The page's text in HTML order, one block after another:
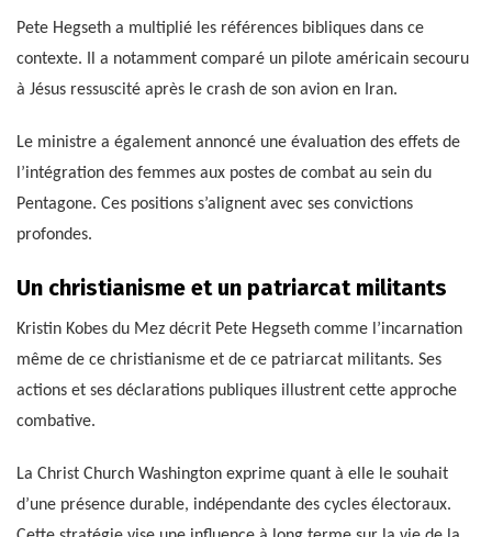
Pete Hegseth a multiplié les références bibliques dans ce
contexte. Il a notamment comparé un pilote américain secouru
à Jésus ressuscité après le crash de son avion en Iran.
Le ministre a également annoncé une évaluation des effets de
l’intégration des femmes aux postes de combat au sein du
Pentagone. Ces positions s’alignent avec ses convictions
profondes.
Un christianisme et un patriarcat militants
Kristin Kobes du Mez décrit Pete Hegseth comme l’incarnation
même de ce christianisme et de ce patriarcat militants. Ses
actions et ses déclarations publiques illustrent cette approche
combative.
La Christ Church Washington exprime quant à elle le souhait
d’une présence durable, indépendante des cycles électoraux.